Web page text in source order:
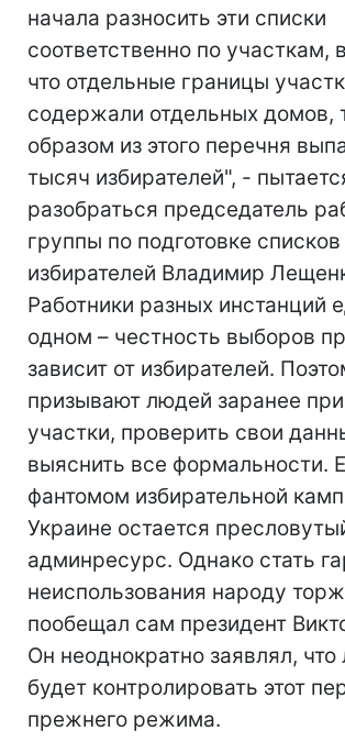
начала разносить эти списки
соответственно по участкам,
что отдельные границы
содержали отдельных домов,
образом из этого перечня
тысяч избирателей", -
разобраться председатель
группы по подготовке списков
избирателей Владимир
Работники разных инстанций
одном – честность выборов
зависит от избирателей.
призывают людей заранее
участки, проверить свои
выяснить все формальности.
фантомом избирательной
Украине остается
админресурс. Однако стать
неиспользования народу
пообещал сам президент
Он неоднократно заявлял, что
будет контролировать этот
прежнего режима.